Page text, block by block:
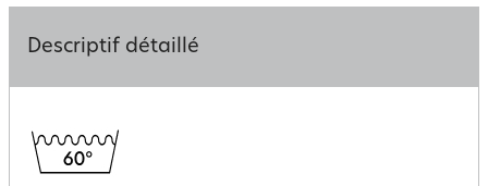
Descriptif détaillé